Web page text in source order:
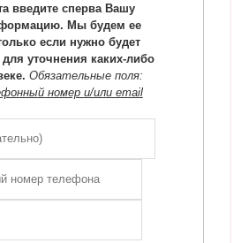
введите сперва Вашу
Мы будем ее
если нужно будет
уточнения каких-либо
Обязательные поля:
номер и/или email